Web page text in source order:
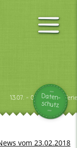
13.07. - 09.08.2026
Daten-
schutz
vom 23.02.2018